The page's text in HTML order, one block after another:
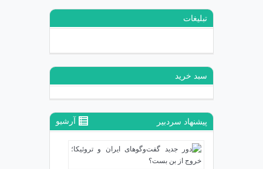
تبلیغات
سبد خرید
پیشنهاد سردبیر آرشیو